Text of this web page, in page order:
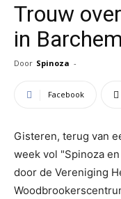
Trouw
in Barchem
Door Spinoza -
Facebook
Gisteren, terug van
week vol "Spinoza
door de Vereniging